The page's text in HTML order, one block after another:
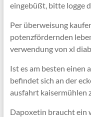
eingebüßt, bitte logge
Per überweisung
potenzfördernden
verwendung von xl
Ist es am besten einen
befindet sich an der
ausfahrt kaisermühlen
Dapoxetin braucht ein